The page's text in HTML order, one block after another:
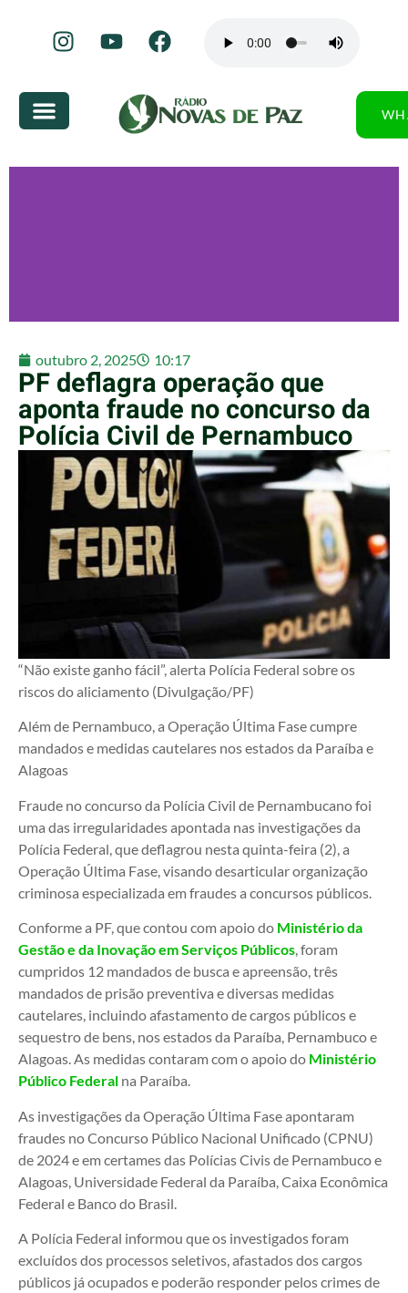
outubro 2, 2025 10:17
PF deflagra operação que
aponta fraude no concurso da
Polícia Civil de Pernambuco
“Não existe ganho fácil”, alerta Polícia Federal sobre os
riscos do aliciamento (Divulgação/PF)
Além de Pernambuco, a Operação Última Fase cumpre
mandados e medidas cautelares nos estados da Paraíba e
Alagoas
Fraude no concurso da Polícia Civil de Pernambucano foi
uma das irregularidades apontada nas investigações da
Polícia Federal, que deflagrou nesta quinta-feira (2), a
Operação Última Fase, visando desarticular organização
criminosa especializada em fraudes a concursos públicos.
Conforme a PF, que contou com apoio do Ministério da
Gestão e da Inovação em Serviços Públicos, foram
cumpridos 12 mandados de busca e apreensão, três
mandados de prisão preventiva e diversas medidas
cautelares, incluindo afastamento de cargos públicos e
sequestro de bens, nos estados da Paraíba, Pernambuco e
Alagoas. As medidas contaram com o apoio do Ministério
Público Federal na Paraíba.
As investigações da Operação Última Fase apontaram
fraudes no Concurso Público Nacional Unificado (CPNU)
de 2024 e em certames das Polícias Civis de Pernambuco e
Alagoas, Universidade Federal da Paraíba, Caixa Econômica
Federal e Banco do Brasil.
A Polícia Federal informou que os investigados foram
excluídos dos processos seletivos, afastados dos cargos
públicos já ocupados e poderão responder pelos crimes de